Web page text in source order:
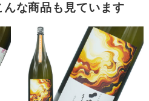
な商品も見ています